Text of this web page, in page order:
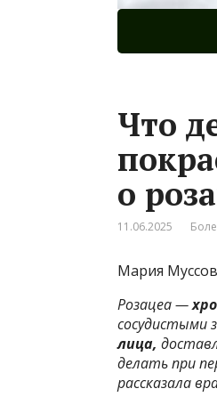
Что
о
11.06.2025
Мария
Розацеа —
сосудистыми
лица,
делать при
рассказала